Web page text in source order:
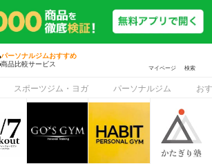
パーソナルジムおすすめ
商品比較サービス
マイページ 検索
スポーツジム・ヨガ パーソナルジム お